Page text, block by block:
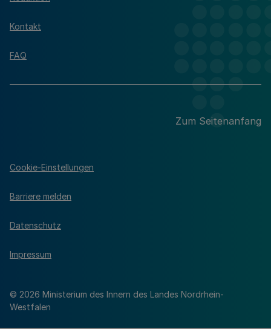
Kontakt
FAQ
Zum Seitenanfang
© 2026 Ministerium des Innern des Landes Nordrhein-
Westfalen
Cookie-Einstellungen
Barriere melden
Datenschutz
Impressum